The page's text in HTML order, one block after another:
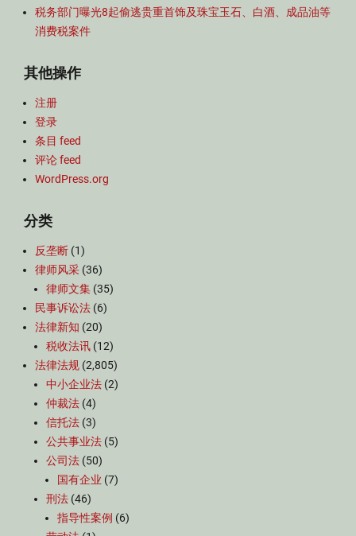
税务部门曝光8起偷逃贵重首饰及珠宝玉石、白酒、成品油等
消费税案件
其他操作
注册
登录
条目 feed
评论 feed
WordPress.org
分类
反垄断 (1)
律师风采 (36)
律师文集 (35)
民事诉讼法 (6)
法律新知 (20)
税收法讯 (12)
法律法规 (2,805)
中小企业法 (2)
仲裁法 (4)
信托法 (3)
公共事业法 (5)
公司法 (50)
国有企业 (7)
刑法 (46)
指导性案例 (6)